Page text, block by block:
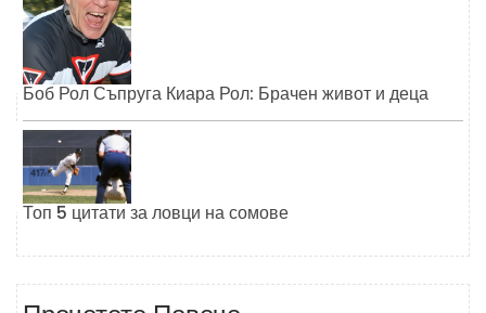
Боб Рол Съпруга Киара Рол: Брачен живот и деца
Топ 5 цитати за ловци на сомове